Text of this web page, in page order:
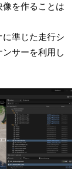
を作ることは
準じた走行シ
サーを利用し